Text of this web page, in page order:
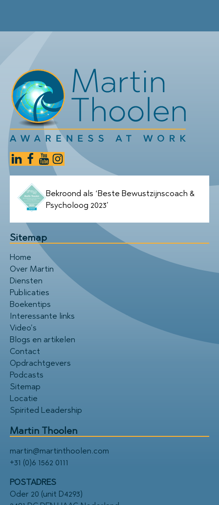
Bekroond als ‘Beste Bewustzijnscoach &
Psycholoog 2023’
Sitemap
Home
Over Martin
Diensten
Publicaties
Boekentips
Interessante links
Video’s
Blogs en artikelen
Contact
Opdrachtgevers
Podcasts
Sitemap
Locatie
Spirited Leadership
Martin Thoolen
martin@martinthoolen.com
+31 (0)6 1562 0111
POSTADRES
Oder 20 (unit D4293)